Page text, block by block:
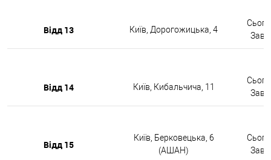
Відд 13 Київ, Дорогожицька, 4
Відд 14 Київ, Кибальчича, 11
Відд 15
Київ, Берковецька, 6
(АШАН)